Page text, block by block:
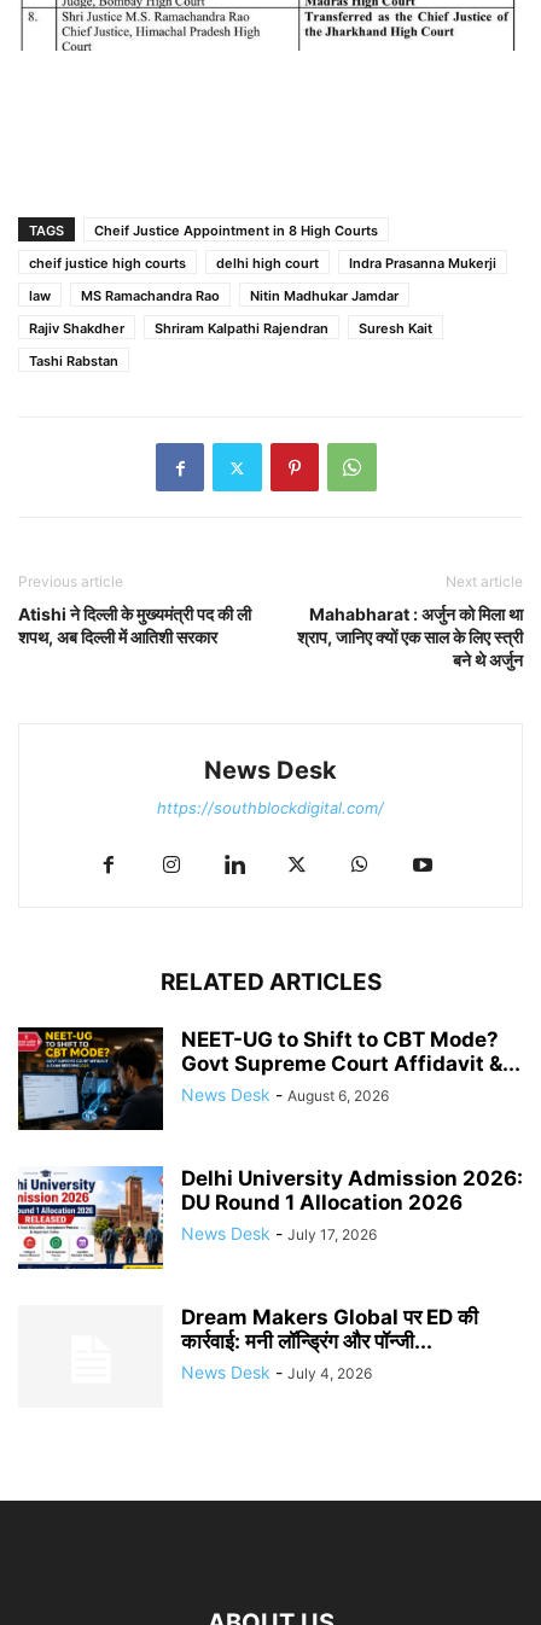
TAGS
Cheif Justice Appointment in 8 High Courts
cheif justice high courts
delhi high court
Indra Prasanna Mukerji
law
MS Ramachandra Rao
Nitin Madhukar Jamdar
Rajiv Shakdher
Shriram Kalpathi Rajendran
Suresh Kait
Tashi Rabstan
Previous article
Atishi ने दिल्ली के मुख्यमंत्री पद की ली
शपथ, अब दिल्ली में आतिशी सरकार
Next article
Mahabharat : अर्जुन को मिला था
श्राप, जानिए क्यों एक साल के लिए स्त्री
बने थे अर्जुन
News Desk
https://southblockdigital.com/
RELATED ARTICLES
NEET-UG to Shift to CBT Mode?
Govt Supreme Court Affidavit &...
News Desk - August 6, 2026
Delhi University Admission 2026:
DU Round 1 Allocation 2026
News Desk - July 17, 2026
Dream Makers Global पर ED की
कार्रवाई: मनी लॉन्ड्रिंग और पॉन्जी...
News Desk - July 4, 2026